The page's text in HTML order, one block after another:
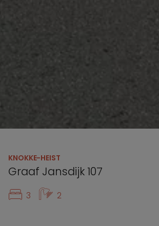
KNOKKE-HEIST
Graaf Jansdijk 107
3 2